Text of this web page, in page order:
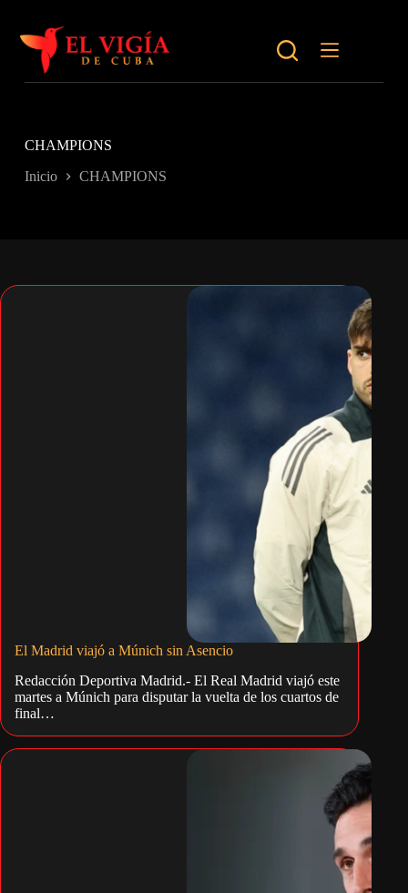
contenido
CHAMPIONS
Inicio CHAMPIONS
El Madrid viajó a Múnich sin Asencio
Redacción Deportiva Madrid.- El Real Madrid viajó este
martes a Múnich para disputar la vuelta de los cuartos de
final…